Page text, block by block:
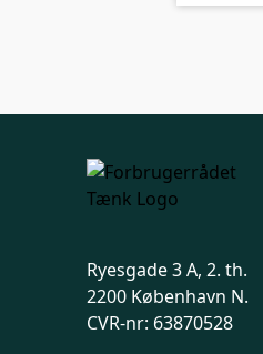
Ryesgade 3 A, 2. th.
2200 København N.
CVR-nr: 63870528